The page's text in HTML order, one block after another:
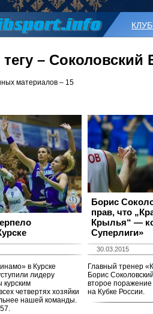
– Соколовский
материалов – 15
в Курске
лидеру
курским
четвертях хозяйки
нашей команды.
Борис
прав, что
Крылья“ —
Суперлиги»
30.03.2015
Главный тренер
Борис
второе
на Кубке России.